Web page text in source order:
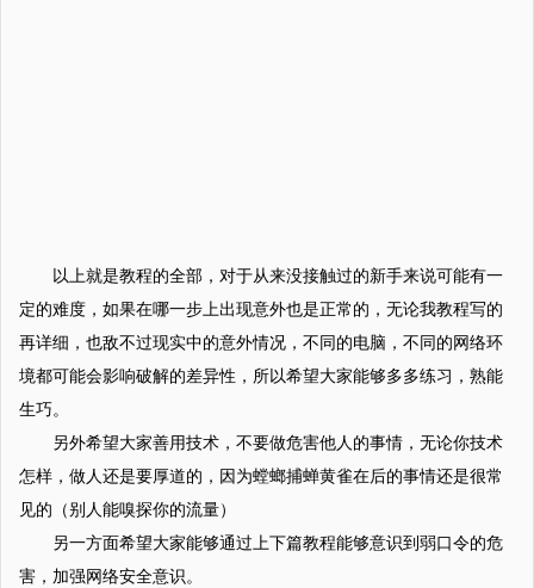
以上就是教程的全部，对于从来没接触过的新手来说可能有一
定的难度，如果在哪一步上出现意外也是正常的，无论我教程写的
再详细，也敌不过现实中的意外情况，不同的电脑，不同的网络环
境都可能会影响破解的差异性，所以希望大家能够多多练习，熟能
生巧。
另外希望大家善用技术，不要做危害他人的事情，无论你技术
怎样，做人还是要厚道的，因为螳螂捕蝉黄雀在后的事情还是很常
见的（别人能嗅探你的流量）
另一方面希望大家能够通过上下篇教程能够意识到弱口令的危
害，加强网络安全意识。